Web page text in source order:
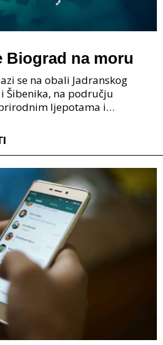
Biograd na moru
se na obali Jadranskog
Šibenika, na području
ljepotama i